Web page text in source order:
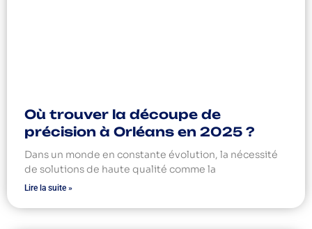
Où trouver la découpe de
précision à Orléans en 2025 ?
Dans un monde en constante évolution, la nécessité
de solutions de haute qualité comme la
Lire la suite »